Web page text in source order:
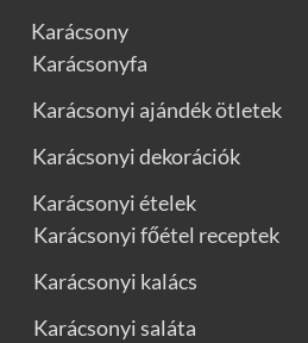
Karácsony
Karácsonyfa
Karácsonyi ajándék ötletek
Karácsonyi dekorációk
Karácsonyi ételek
Karácsonyi főétel receptek
Karácsonyi kalács
Karácsonyi saláta